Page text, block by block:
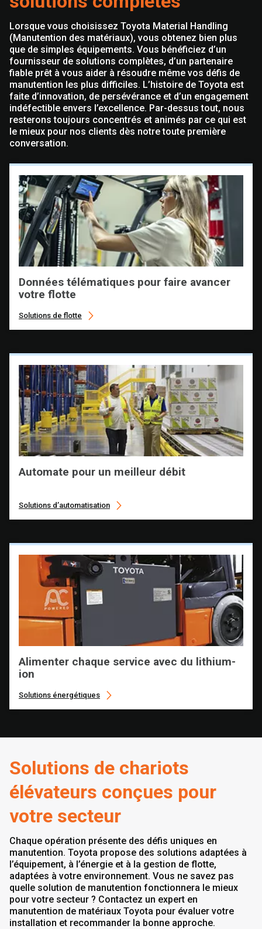
Lorsque vous choisissez Toyota Material Handling
(Manutention des matériaux), vous obtenez bien plus
que de simples équipements. Vous bénéficiez d’un
fournisseur de solutions complètes, d’un partenaire
fiable prêt à vous aider à résoudre même vos défis de
manutention les plus difficiles. L’histoire de Toyota est
faite d’innovation, de persévérance et d’un engagement
indéfectible envers l’excellence. Par-dessus tout, nous
resterons toujours concentrés et animés par ce qui est
le mieux pour nos clients dès notre toute première
conversation.
Données télématiques pour faire avancer
votre flotte
Solutions de flotte
Automate pour un meilleur débit
Solutions d’automatisation
Alimenter chaque service avec du lithium-
ion
Solutions énergétiques
Solutions de chariots
élévateurs conçues pour
votre secteur
Chaque opération présente des défis uniques en
manutention. Toyota propose des solutions adaptées à
l’équipement, à l’énergie et à la gestion de flotte,
adaptées à votre environnement. Vous ne savez pas
quelle solution de manutention fonctionnera le mieux
pour votre secteur ? Contactez un expert en
manutention de matériaux Toyota pour évaluer votre
installation et recommander la bonne approche.